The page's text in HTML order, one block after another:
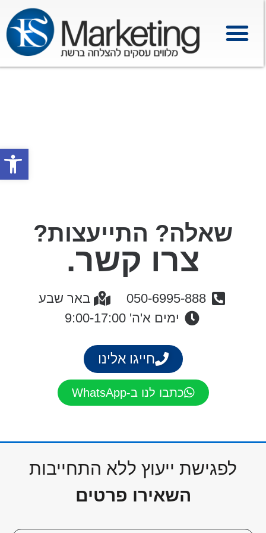
פתח
שאלה? התייעצות?
צרו קשר.
050-6995-888
באר שבע
ימים א'ה' 9:00-17:00
חייגו אלינו
כתבו לנו ב-WhatsApp
לפגישת ייעוץ ללא התחייבות
השאירו פרטים